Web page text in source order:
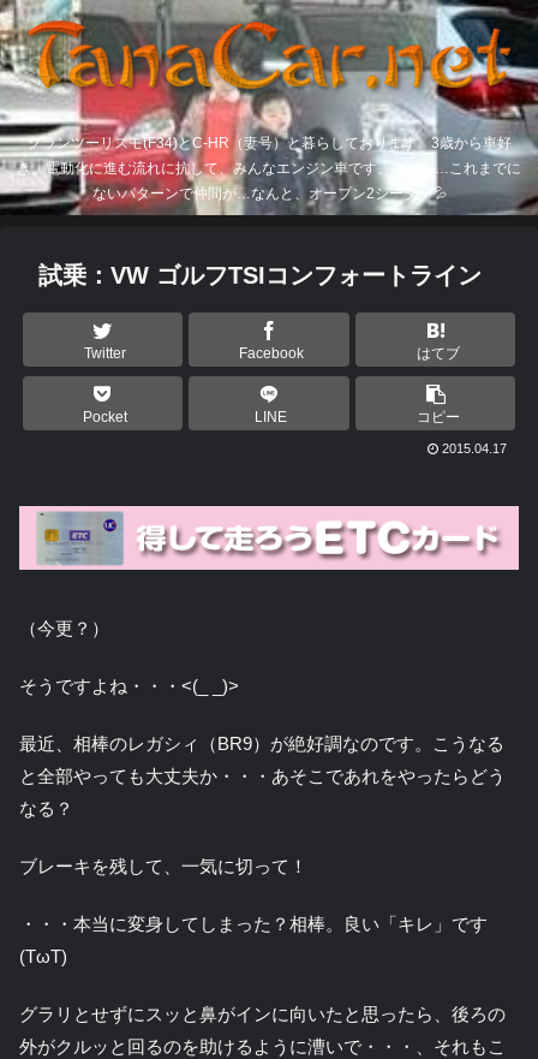
グランツーリスモ(F34)とC-HR（妻号）と暮らしております。3歳から車好
き。電動化に進む流れに抗して、みんなエンジン車です。そして…これまでに
ないパターンで仲間が…なんと、オープン2シーター💦
試乗：VW ゴルフTSIコンフォートライン
Twitter Facebook はてブ
Pocket LINE コピー
2015.04.17
（今更？）
そうですよね・・・<(_ _)>
最近、相棒のレガシィ（BR9）が絶好調なのです。こうなる
と全部やっても大丈夫か・・・あそこであれをやったらどう
なる？
ブレーキを残して、一気に切って！
・・・本当に変身してしまった？相棒。良い「キレ」です
(TωT)
グラリとせずにスッと鼻がインに向いたと思ったら、後ろの
外がクルッと回るのを助けるように漕いで・・・、それもこ